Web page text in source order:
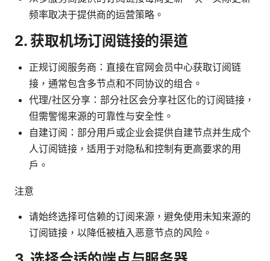
频率取决于提供商的运营策略。
2. 获取机场订阅链接的渠道
正规订阅服务商：直接在官网会员中心获取订阅链
接，通常包含多节点和不同协议的组合。
代理/社区分享：部分社区会分享社区化的订阅链接，
但需警惕来源的可靠性与安全性。
自建订阅：部分用户或企业会提供自建节点并生成个
人订阅链接，适用于对隐私和控制有更高要求的用
户。
注意
请始终选择可信赖的订阅来源，避免使用未知来源的
订阅链接，以降低被植入恶意节点的风险。